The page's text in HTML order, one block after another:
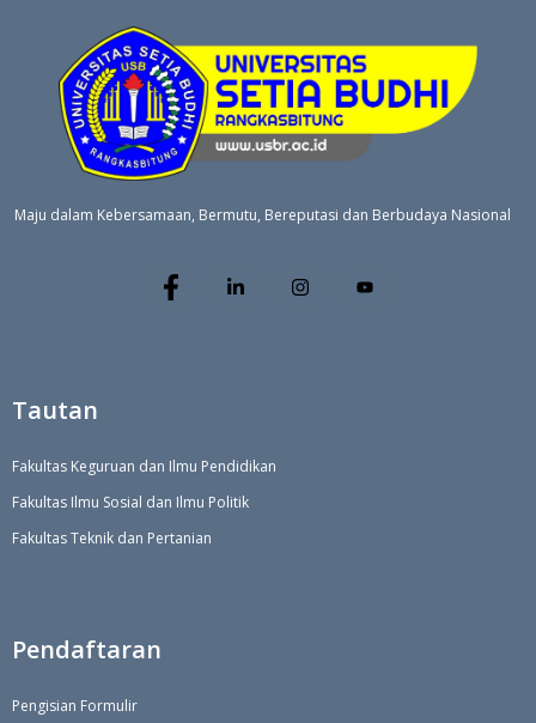
Maju dalam Kebersamaan, Bermutu, Bereputasi dan Berbudaya Nasional
Tautan
Fakultas Keguruan dan Ilmu Pendidikan
Fakultas Ilmu Sosial dan Ilmu Politik
Fakultas Teknik dan Pertanian
Pendaftaran
Pengisian Formulir